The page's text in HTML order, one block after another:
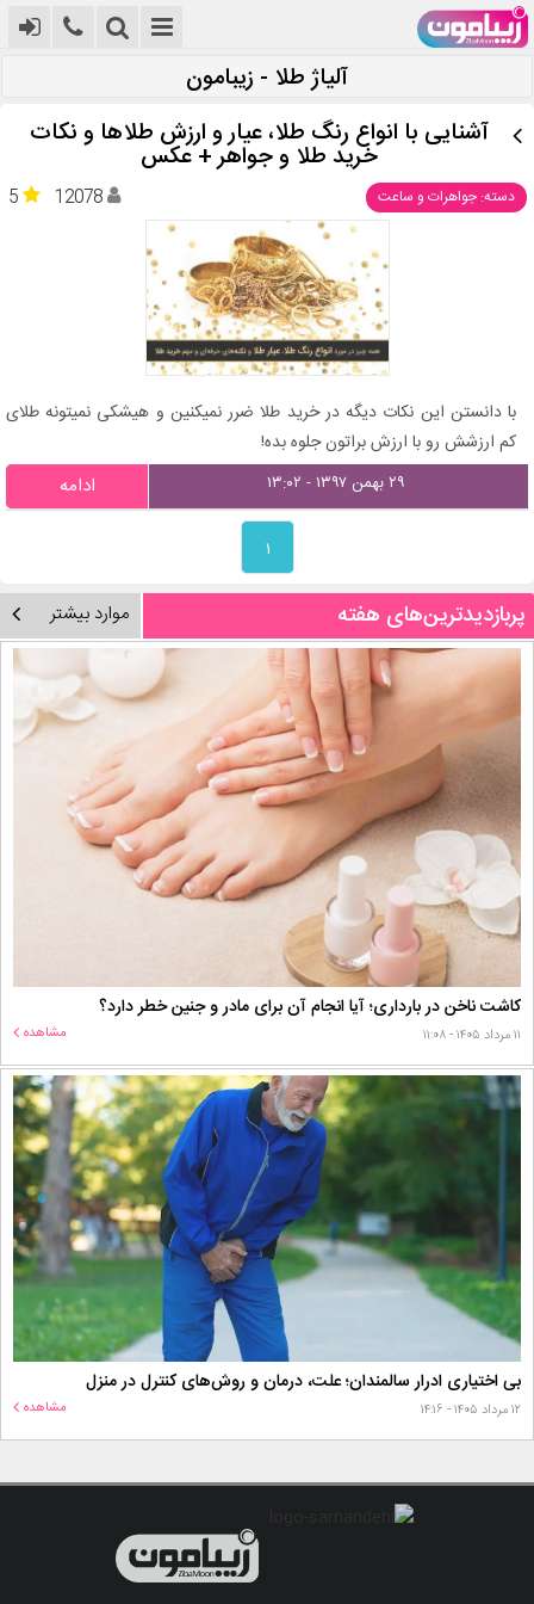
آلیاژ طلا - زیبامون
آشنایی با انواع رنگ طلا، عیار و ارزش طلاها و نکات
خرید طلا و جواهر + عکس
دسته: جواهرات و ساعت 5 12078
با دانستن این نکات دیگه در خرید طلا ضرر نمیکنین و هیشکی نمیتونه طلای
کم ارزشش رو با ارزش براتون جلوه بده!
۲۹ بهمن ۱۳۹۷ - ۱۳:۰۲ ادامه
۱
پربازدیدترین‌های هفته موارد بیشتر
کاشت ناخن در بارداری؛ آیا انجام آن برای مادر و جنین خطر دارد؟
۱۱ مرداد ۱۴۰۵ - ۱۱:۰۸ مشاهده
بی اختیاری ادرار سالمندان؛ علت، درمان و روش‌های کنترل در منزل
۱۲ مرداد ۱۴۰۵ - ۱۴:۱۶ مشاهده